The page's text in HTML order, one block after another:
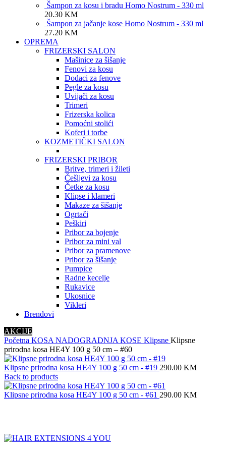
Šampon za kosu i bradu Homo Nostrum - 330 ml
20.30 KM
Šampon za jačanje kose Homo Nostrum - 330 ml
27.20 KM
OPREMA
FRIZERSKI SALON
Mašinice za šišanje
Fenovi za kosu
Dodaci za fenove
Pegle za kosu
Uvijači za kosu
Trimeri
Frizerska kolica
Pomoćni stolići
Koferi i torbe
KOZMETIČKI SALON
FRIZERSKI PRIBOR
Britve, trimeri i žileti
Češljevi za kosu
Četke za kosu
Klipse i klameri
Makaze za šišanje
Ogrtači
Peškiri
Pribor za bojenje
Pribor za mini val
Pribor za pramenove
Pribor za šišanje
Pumpice
Radne kecelje
Rukavice
Ukosnice
Vikleri
Brendovi
AKCIJE
Početna KOSA NADOGRADNJA KOSE Klipsne Klipsne
prirodna kosa HE4Y 100 g 50 cm – #60
Klipsne prirodna kosa HE4Y 100 g 50 cm - #19 290.00 KM
Back to products
Klipsne prirodna kosa HE4Y 100 g 50 cm - #61 290.00 KM